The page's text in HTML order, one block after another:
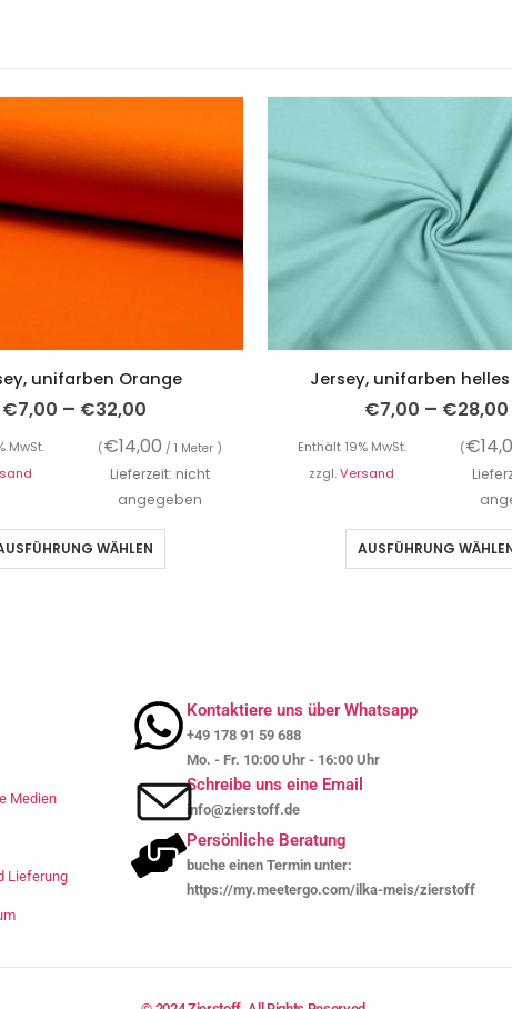
unifarben Orange
€7,00 – €32,00
MwSt. (€14,00 / 1 Meter )
Lieferzeit: nicht
angegeben
WÄHLEN
Jersey, unifarben
€7,00 – €28,00
Enthält 19% MwSt. (€
zzgl.Versand
AUSFÜHRUNG
Medien
Lieferung
Kontaktiere uns über Whatsapp
+49 178 91 59 688
Mo. - Fr. 10:00 Uhr - 16:00 Uhr
Schreibe uns eine Email
info@zierstoff.de
Persönliche Beratung
buche einen Termin unter:
https://my.meetergo.com/ilka-meis/zierstoff